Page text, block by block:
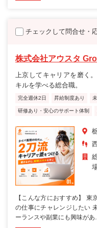
チェックして問合せ・
株式会社アウスタ
上京してキャリアを磨く
キルを学べる総合職。
完全週休2日 昇給制度あり
研修あり・安心のサポート体制
【こんな方におすすめ】
の仕事にチャレンジしたい
ーランスや副業にも興味があ